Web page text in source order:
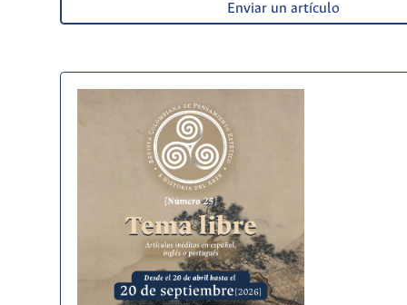
Enviar un artículo